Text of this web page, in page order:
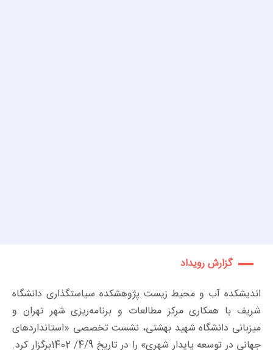
گزارش رویداد
اندیشکده آب و محیط زیست پژوهشکده سیاستگذاری دانشگاه
شریف با همکاری مرکز مطالعات و برنامه‌ریزی شهر تهران و
میزبانی دانشگاه شهید بهشتی، نشست تخصصی «استانداردهای
جهانی در توسعه پایدار شهری» را در تاریخ 4/9/ 1402برگزار کرد.